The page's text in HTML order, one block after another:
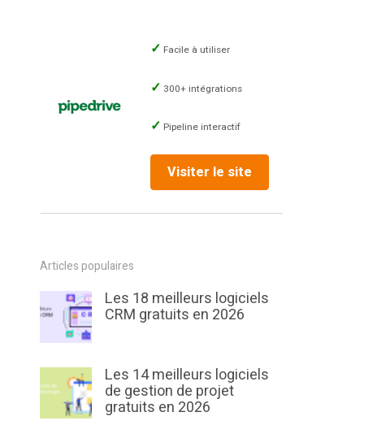
Facile à utiliser
300+ intégrations
Pipeline interactif
Visiter le site
Articles populaires
Les 18 meilleurs logiciels
CRM gratuits en 2026
Les 14 meilleurs logiciels
de gestion de projet
gratuits en 2026